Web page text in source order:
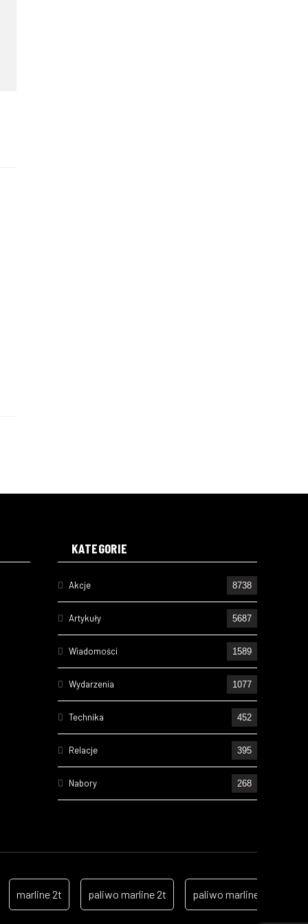
KATEGORIE
Akcje 8738
Artykuły 5687
Wiadomości 1589
Wydarzenia 1077
Technika 452
Relacje 395
Nabory 268
Cześć Ich Pamięci 131
marline 2t paliwo marline 2t paliwo marline